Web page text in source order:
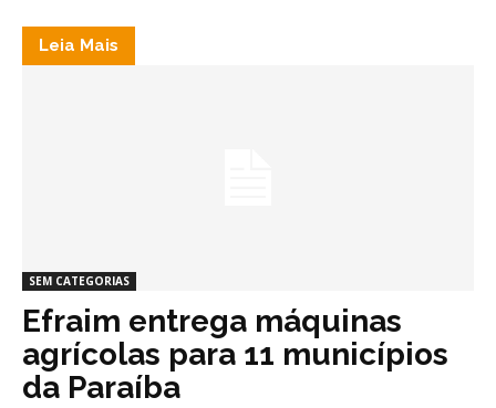
Leia Mais
SEM CATEGORIAS
Efraim entrega máquinas
agrícolas para 11 municípios
da Paraíba